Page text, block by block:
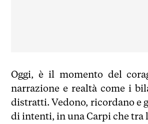
Oggi, è il momento del
narrazione e realtà come i
distratti. Vedono, ricordano e
di intenti, in una Carpi che tra